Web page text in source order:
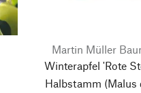
Martin Müller
Winterapfel 'Rote
Halbstamm (Malus